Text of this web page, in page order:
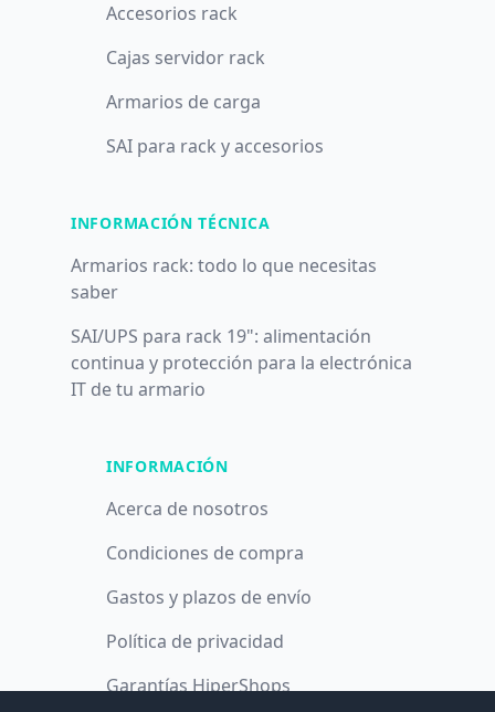
Accesorios rack
Cajas servidor rack
Armarios de carga
SAI para rack y accesorios
INFORMACIÓN TÉCNICA
Armarios rack: todo lo que necesitas
saber
SAI/UPS para rack 19": alimentación
continua y protección para la electrónica
IT de tu armario
INFORMACIÓN
Acerca de nosotros
Condiciones de compra
Gastos y plazos de envío
Política de privacidad
Garantías HiperShops